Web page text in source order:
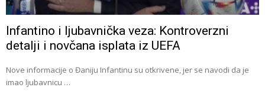
Infantino i ljubavnička veza: Kontroverzni
detalji i novčana isplata iz UEFA
Nove informacije o Đaniju Infantinu su otkrivene, jer se navodi da je
imao ljubavnicu …